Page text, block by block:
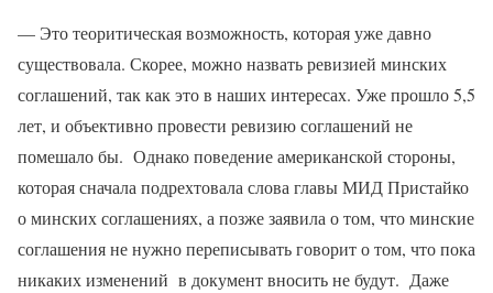
— Это теоритическая возможность, которая уже давно
существовала. Скорее, можно назвать ревизией минских
соглашений, так как это в наших интересах. Уже прошло 5,5
лет, и объективно провести ревизию соглашений не
помешало бы. Однако поведение американской стороны,
которая сначала подрехтовала слова главы МИД Пристайко
о минских соглашениях, а позже заявила о том, что минские
соглашения не нужно переписывать говорит о том, что пока
никаких изменений в документ вносить не будут. Даже